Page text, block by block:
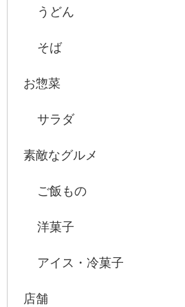
うどん
そば
お惣菜
サラダ
素敵なグルメ
ご飯もの
洋菓子
アイス・冷菓子
店舗